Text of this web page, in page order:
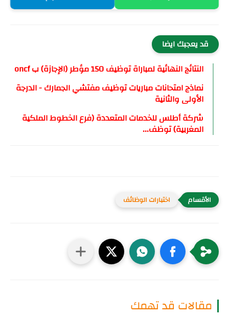
قد يعجبك ايضا
النتائج النهائية لمباراة توظيف 150 مؤطر (الإجازة) ب oncf
نماذج امتحانات مباريات توظيف مفتشي الجمارك - الدرجة
الأولى والثانية
شركة أطلس للخدمات المتعددة (فرع الخطوط الملكية
المغربية) توظف...
اختبارات الوظائف
مقالات قد تهمك